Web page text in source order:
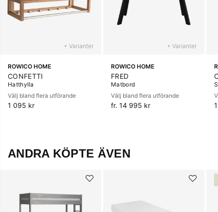
+ Varianter
ROWICO HOME
CONFETTI
Hatthylla
Välj bland flera utförande
1 095 kr
+ Varianter
ROWICO HOME
FRED
Matbord
Välj bland flera utförande
fr. 14 995 kr
ANDRA KÖPTE ÄVEN